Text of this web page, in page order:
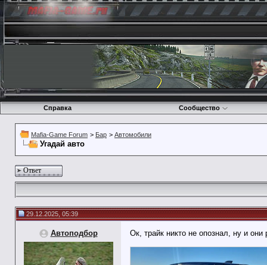
Справка Сообщество
Mafia-Game Forum > Бар > Автомобили
Угадай авто
Ответ
29.12.2025, 05:39
Автоподбор Ок, трайк никто не опознал, ну и они